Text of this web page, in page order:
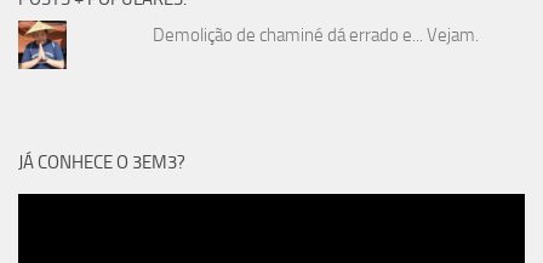
Demolição de chaminé dá errado e... Vejam.
JÁ CONHECE O 3EM3?